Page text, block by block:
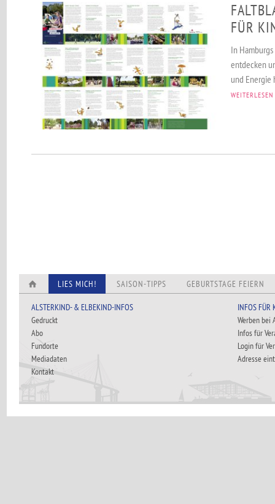
FÜR
In
entdecken
und Energie
WEITERLESEN
LIES MICH! SAISON-TIPPS GEBURTSTAGE FEIERN
ALSTERKIND- & ELBEKIND-INFOS
Gedruckt
Abo
Fundorte
Mediadaten
Kontakt
INFOS FÜR
Werben bei
Infos für
Login für
Adresse